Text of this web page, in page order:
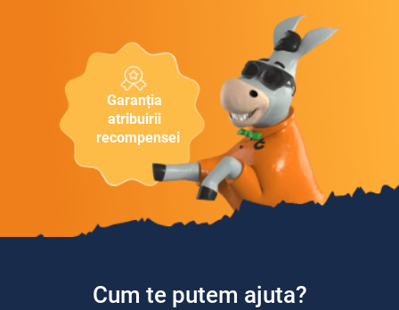
Garanția
atribuirii
recompensei
Cum te putem ajuta?